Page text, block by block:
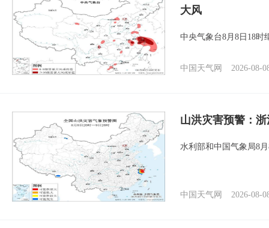
大风
中央气象台8月8日18时
中国天气网 2026-08-
山洪灾害预警：
水利部和中国气象局8
中国天气网 2026-08-